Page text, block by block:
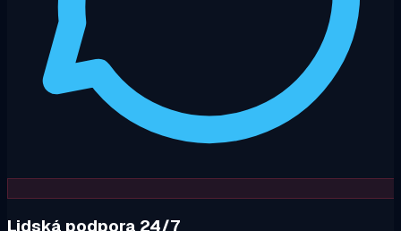
Lidská podpora 24/7